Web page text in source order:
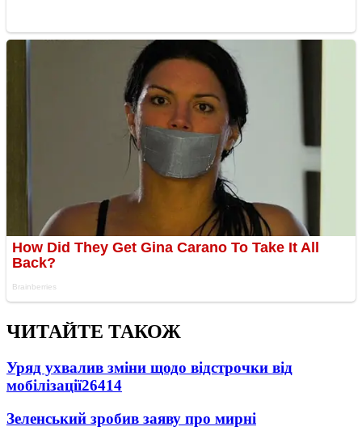
ЧИТАЙТЕ ТАКОЖ
Уряд ухвалив зміни щодо відстрочки від
мобілізації26414
Зеленський зробив заяву про мирні